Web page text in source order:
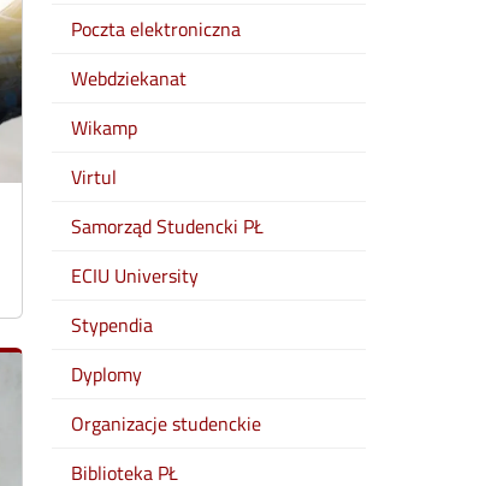
Poczta elektroniczna
Webdziekanat
Wikamp
Virtul
Samorząd Studencki PŁ
ECIU University
Stypendia
Dyplomy
Organizacje studenckie
Biblioteka PŁ